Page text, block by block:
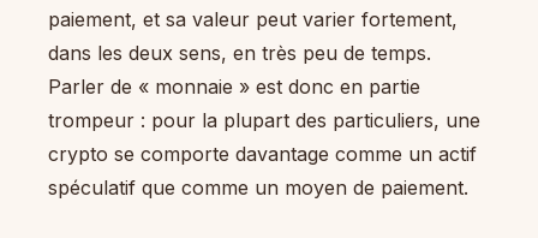
paiement, et sa valeur peut varier fortement,
dans les deux sens, en très peu de temps.
Parler de « monnaie » est donc en partie
trompeur : pour la plupart des particuliers, une
crypto se comporte davantage comme un actif
spéculatif que comme un moyen de paiement.